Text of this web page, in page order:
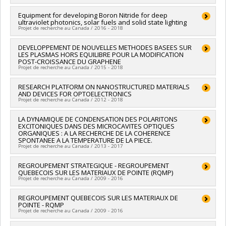
Partenariat de recherche / Subvention de recherche et
développement coopérative
Programmes de subvention :PV113724-(PR) Projets de
recherche en équipe (et possibilité d'équipement la première
année)
Chercheur principal :Richard Leonelli
Sources de financement :CRSNG/Conseil de recherches en
sciences naturelles et génie du Canada (CRSNG)
subvention à la découverte individuelle ou de groupe
Equipment for developing Boron Nitride for deep
ultraviolet photonics, solar fuels and solid state lighting
Projet de recherche au Canada / 2016 - 2018
Chercheur principal : Zetian Mi
Co-chercheurs :Richard Leonelli
Sources de financement :CRSNG/Conseil de recherches en
sciences naturelles et génie du Canada (CRSNG)
Programmes de subvention :
DEVELOPPEMENT DE NOUVELLES METHODES BASEES SUR
LES PLASMAS HORS EQUILIBRE POUR LA MODIFICATION
POST-CROISSANCE DU GRAPHENE
Projet de recherche au Canada / 2015 - 2018
Chercheur principal :Luc Stafford
Co-chercheurs :Michel Côté,Richard Leonelli
RESEARCH PLATFORM ON NANOSTRUCTURED MATERIALS
AND DEVICES FOR OPTOELECTRONICS
Projet de recherche au Canada / 2012 - 2018
Chercheur principal :Richard Leonelli
Sources de financement : FCI/Fondation canadienne pour
l'innovation
Programmes de subvention :
LA DYNAMIQUE DE CONDENSATION DES POLARITONS
EXCITONIQUES DANS DES MICROCAVITES OPTIQUES
ORGANIQUES : A LA RECHERCHE DE LA COHERENCE
SPONTANEE A LA TEMPERATURE DE LA PIECE.
Projet de recherche au Canada / 2013 - 2017
Chercheur principal :Carlos Silva
Co-chercheurs : Richard Leonelli
Sources de financement :
Programmes de subvention : PV113724-(PR) Projets de
recherche en équipe (et possibilité d'équipement la première
année)
REGROUPEMENT STRATEGIQUE - REGROUPEMENT
QUEBECOIS SUR LES MATERIAUX DE POINTE (RQMP)
Projet de recherche au Canada / 2009 - 2016
Chercheur principal :Sjoerd Roorda
Co-chercheurs :
Robert William Cochrane
Christian Reber
REGROUPEMENT QUEBECOIS SUR LES MATERIAUX DE
POINTE - RQMP
Projet de recherche au Canada / 2009 - 2016